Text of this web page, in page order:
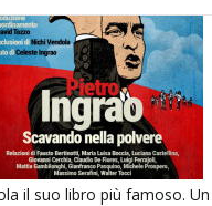
il suo libro più famoso.